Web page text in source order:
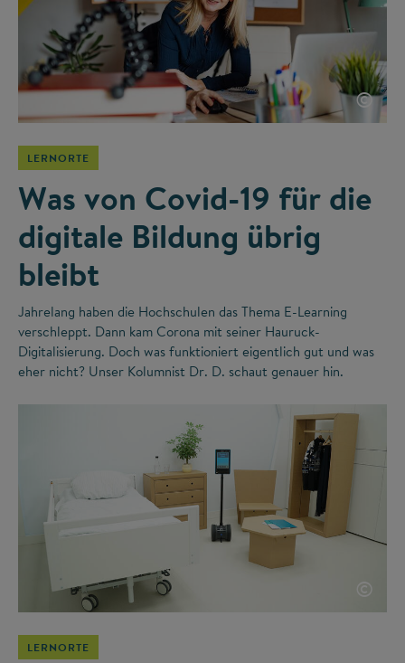
©
LERNORTE
Was von Covid-19 für die
digitale Bildung übrig
bleibt
Jahrelang haben die Hochschulen das Thema E-Learning
verschleppt. Dann kam Corona mit seiner Hauruck-
Digitalisierung. Doch was funktioniert eigentlich gut und was
eher nicht? Unser Kolumnist Dr. D. schaut genauer hin.
©
LERNORTE